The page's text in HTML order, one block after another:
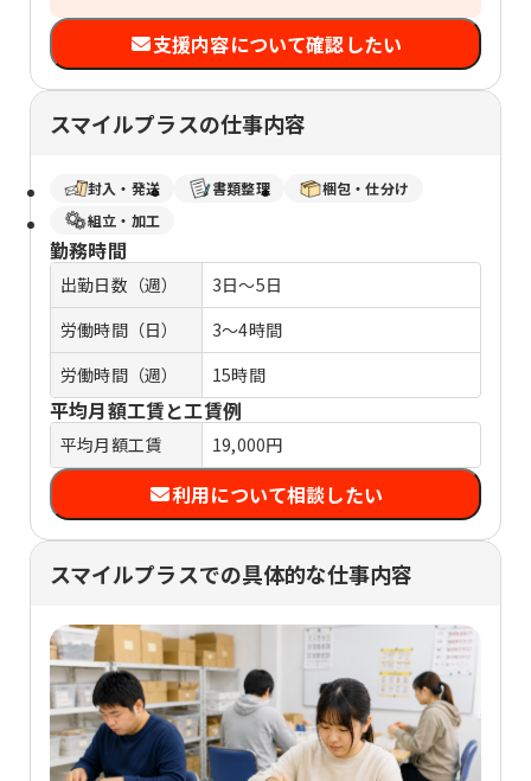
支援内容について確認したい
スマイルプラスの仕事内容
封入・発送 書類整理
梱包・仕分け
組立・加工
勤務時間
出勤日数（週）
3日～5日
労働時間（日）
3～4時間
労働時間（週）
15時間
平均月額工賃と工賃例
平均月額工賃 19,000円
利用について相談したい
スマイルプラスでの具体的な仕事内容